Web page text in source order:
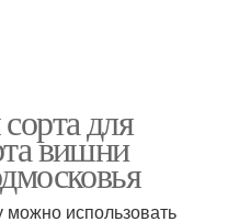
для
вишни
использовать